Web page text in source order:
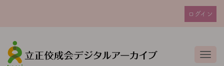
ン
テ
ユ
ログイン